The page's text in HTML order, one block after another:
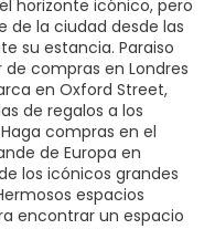
horizonte icónico, pero
de la ciudad desde las
su estancia. Paraiso
de compras en Londres
en Oxford Street,
de regalos a los
compras en el
de Europa en
los icónicos grandes
espacios
encontrar un espacio